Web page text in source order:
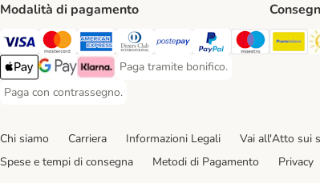
Modalità di pagamento
Paga con Visa. Payment Method
Paga con Mastercard. Payment Method
Paga con American Express. Payment Method
Paga con Diners Club. Payment Method
Paga con Postepay. Payment
Paga con PayPal.
Paga con
Apple Pay Payment Method
Google Pay Payment Method
Klarna Payment Method
Paga tramite bonifico.
Paga tramite bonifico. Payment Method
Paga con contrassegno.
Paga con contrassegno. Payment Method
Chi siamo Carriera Informazioni Legali Vai all'Atto sui
Spese e tempi di consegna
Metodi di Pagamento Privacy